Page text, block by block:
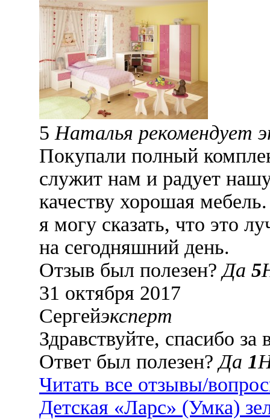
5 Наталья рекомендует
Покупали полный
служит нам и радует
качеству хорошая
я могу сказать, что это
на сегодняшний день.
Отзыв был полезен?Да 5
31 октября 2017
Сергейэксперт
Здравствуйте, спасибо
Ответ был полезен?Да 1
Читать все отзывы/
Детская «Ларс» (Умка)